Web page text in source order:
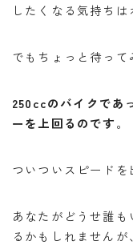
したくなる気持ちは
でもちょっと待って
250ccのバイクであ
ーを上回るのです。
ついついスピードを
あなたがどうせ誰
るかもしれませんが